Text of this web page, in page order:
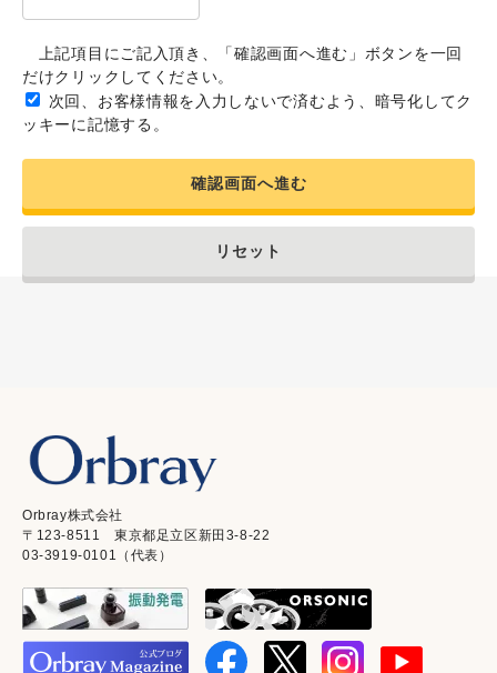
上記項目にご記入頂き、「確認画面へ進む」ボタンを一回
だけクリックしてください。
次回、お客様情報を入力しないで済むよう、暗号化してク
ッキーに記憶する。
確認画面へ進む
リセット
Orbray株式会社
〒123-8511 東京都足立区新田3-8-22
03-3919-0101（代表）